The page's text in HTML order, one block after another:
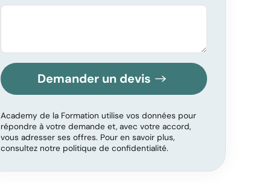
Demander un devis
Academy de la Formation utilise vos données pour
répondre à votre demande et, avec votre accord,
vous adresser ses offres. Pour en savoir plus,
consultez notre politique de confidentialité.